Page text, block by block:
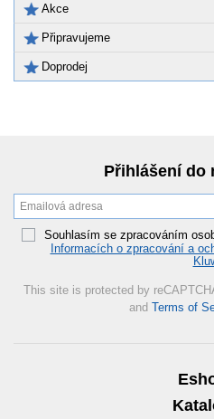
Akce
Připravujeme
Doprodej
Přihlášení do
Souhlasím se zpracováním
Informacích o zpracování a
This site is protected by
and Terms of